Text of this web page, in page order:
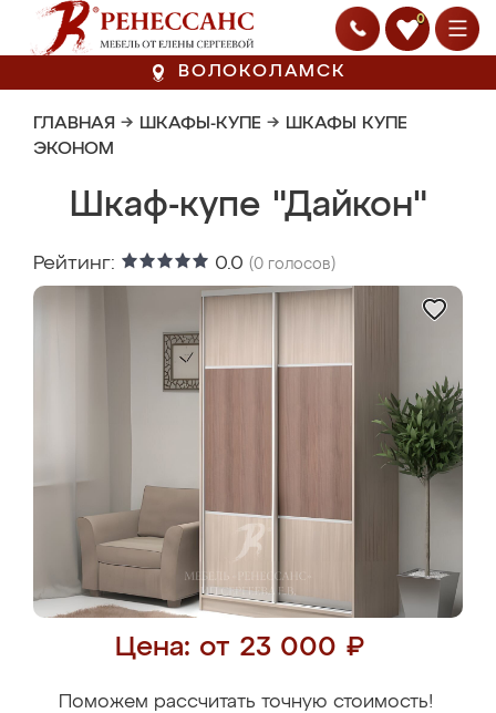
0
ВОЛОКОЛАМСК
ГЛАВНАЯ → ШКАФЫ-КУПЕ → ШКАФЫ КУПЕ
ЭКОНОМ
Шкаф-купе "Дайкон"
Рейтинг: 0.0 (0 голосов)
Цена: от 23 000 ₽
Поможем рассчитать точную стоимость!